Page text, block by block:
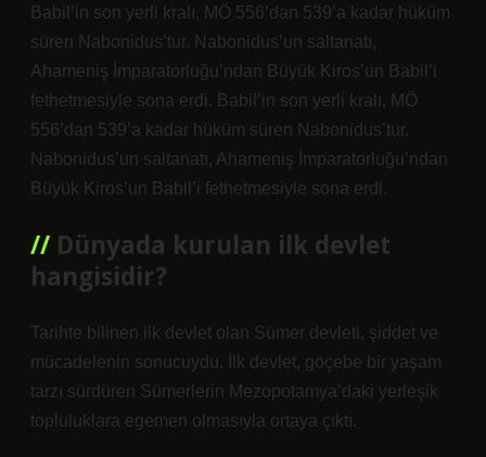
Babil’in son yerli kralı, MÖ 556’dan 539’a kadar hüküm
süren Nabonidus’tur. Nabonidus’un saltanatı,
Ahameniş İmparatorluğu’ndan Büyük Kiros’un Babil’i
fethetmesiyle sona erdi. Babil’in son yerli kralı, MÖ
556’dan 539’a kadar hüküm süren Nabonidus’tur.
Nabonidus’un saltanatı, Ahameniş İmparatorluğu’ndan
Büyük Kiros’un Babil’i fethetmesiyle sona erdi.
Dünyada kurulan ilk devlet
hangisidir?
Tarihte bilinen ilk devlet olan Sümer devleti, şiddet ve
mücadelenin sonucuydu. İlk devlet, göçebe bir yaşam
tarzı sürdüren Sümerlerin Mezopotamya’daki yerleşik
topluluklara egemen olmasıyla ortaya çıktı.